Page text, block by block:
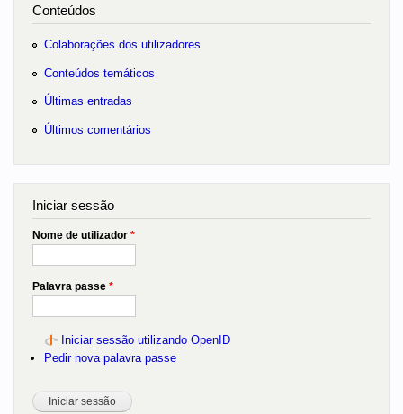
Conteúdos
Colaborações dos utilizadores
Conteúdos temáticos
Últimas entradas
Últimos comentários
Iniciar sessão
Nome de utilizador *
Palavra passe *
Iniciar sessão utilizando OpenID
Pedir nova palavra passe